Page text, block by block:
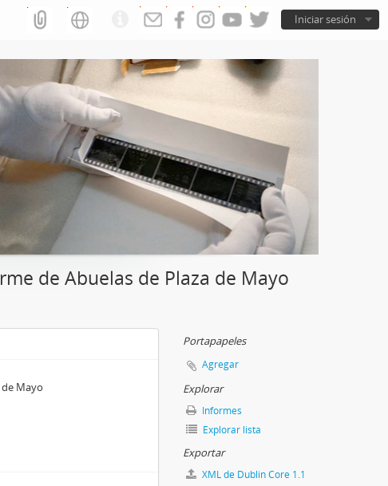
Iniciar sesión
de Abuelas de Plaza de Mayo
Mayo
Portapapeles
Agregar
Explorar
Informes
Explorar lista
Exportar
XML de Dublin Core 1.1